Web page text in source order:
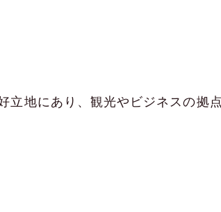
立地にあり、観光やビジネスの拠